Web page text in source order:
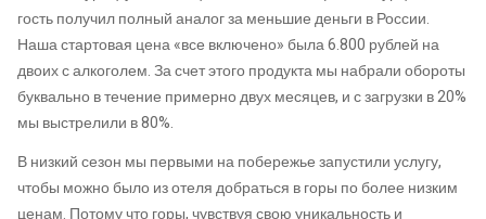
гость получил полный аналог за меньшие деньги в России.
Наша стартовая цена «все включено» была 6.800 рублей на
двоих с алкоголем. За счет этого продукта мы набрали обороты
буквально в течение примерно двух месяцев, и с загрузки в 20%
мы выстрелили в 80%.
В низкий сезон мы первыми на побережье запустили услугу,
чтобы можно было из отеля добраться в горы по более низким
ценам. Потому что горы, чувствуя свою уникальность и